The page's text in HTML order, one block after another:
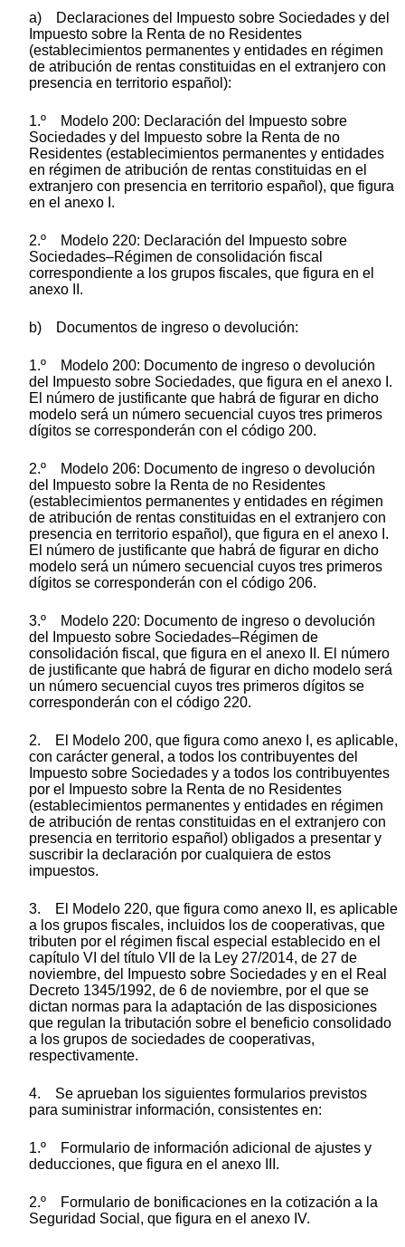
a) Declaraciones del Impuesto sobre Sociedades y del
Impuesto sobre la Renta de no Residentes
(establecimientos permanentes y entidades en régimen
de atribución de rentas constituidas en el extranjero con
presencia en territorio español):
1.º Modelo 200: Declaración del Impuesto sobre
Sociedades y del Impuesto sobre la Renta de no
Residentes (establecimientos permanentes y entidades
en régimen de atribución de rentas constituidas en el
extranjero con presencia en territorio español), que figura
en el anexo I.
2.º Modelo 220: Declaración del Impuesto sobre
Sociedades–Régimen de consolidación fiscal
correspondiente a los grupos fiscales, que figura en el
anexo II.
b) Documentos de ingreso o devolución:
1.º Modelo 200: Documento de ingreso o devolución
del Impuesto sobre Sociedades, que figura en el anexo I.
El número de justificante que habrá de figurar en dicho
modelo será un número secuencial cuyos tres primeros
dígitos se corresponderán con el código 200.
2.º Modelo 206: Documento de ingreso o devolución
del Impuesto sobre la Renta de no Residentes
(establecimientos permanentes y entidades en régimen
de atribución de rentas constituidas en el extranjero con
presencia en territorio español), que figura en el anexo I.
El número de justificante que habrá de figurar en dicho
modelo será un número secuencial cuyos tres primeros
dígitos se corresponderán con el código 206.
3.º Modelo 220: Documento de ingreso o devolución
del Impuesto sobre Sociedades–Régimen de
consolidación fiscal, que figura en el anexo II. El número
de justificante que habrá de figurar en dicho modelo será
un número secuencial cuyos tres primeros dígitos se
corresponderán con el código 220.
2. El Modelo 200, que figura como anexo I, es aplicable,
con carácter general, a todos los contribuyentes del
Impuesto sobre Sociedades y a todos los contribuyentes
por el Impuesto sobre la Renta de no Residentes
(establecimientos permanentes y entidades en régimen
de atribución de rentas constituidas en el extranjero con
presencia en territorio español) obligados a presentar y
suscribir la declaración por cualquiera de estos
impuestos.
3. El Modelo 220, que figura como anexo II, es aplicable
a los grupos fiscales, incluidos los de cooperativas, que
tributen por el régimen fiscal especial establecido en el
capítulo VI del título VII de la Ley 27/2014, de 27 de
noviembre, del Impuesto sobre Sociedades y en el Real
Decreto 1345/1992, de 6 de noviembre, por el que se
dictan normas para la adaptación de las disposiciones
que regulan la tributación sobre el beneficio consolidado
a los grupos de sociedades de cooperativas,
respectivamente.
4. Se aprueban los siguientes formularios previstos
para suministrar información, consistentes en:
1.º Formulario de información adicional de ajustes y
deducciones, que figura en el anexo III.
2.º Formulario de bonificaciones en la cotización a la
Seguridad Social, que figura en el anexo IV.